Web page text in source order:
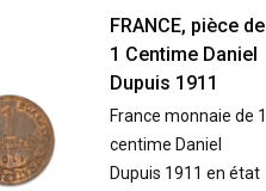
FRANCE, pièce de
1 Centime Daniel
Dupuis 1911
France monnaie de 1
centime Daniel
Dupuis 1911 en état